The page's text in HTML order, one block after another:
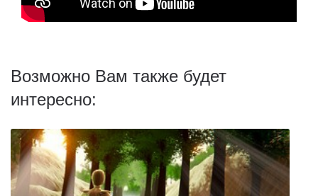
Возможно Вам также будет
интересно: